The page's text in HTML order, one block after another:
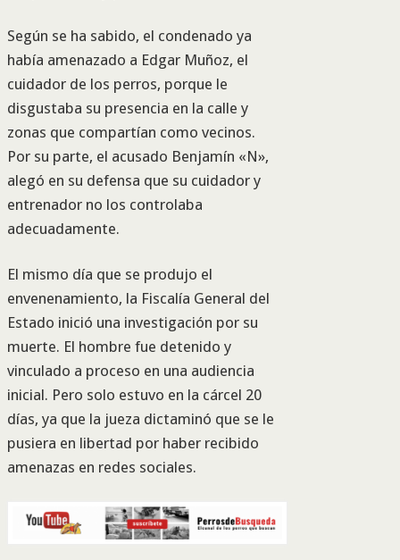
Según se ha sabido, el condenado ya
había amenazado a Edgar Muñoz, el
cuidador de los perros, porque le
disgustaba su presencia en la calle y
zonas que compartían como vecinos.
Por su parte, el acusado Benjamín «N»,
alegó en su defensa que su cuidador y
entrenador no los controlaba
adecuadamente.
El mismo día que se produjo el
envenenamiento, la Fiscalía General del
Estado inició una investigación por su
muerte. El hombre fue detenido y
vinculado a proceso en una audiencia
inicial. Pero solo estuvo en la cárcel 20
días, ya que la jueza dictaminó que se le
pusiera en libertad por haber recibido
amenazas en redes sociales.